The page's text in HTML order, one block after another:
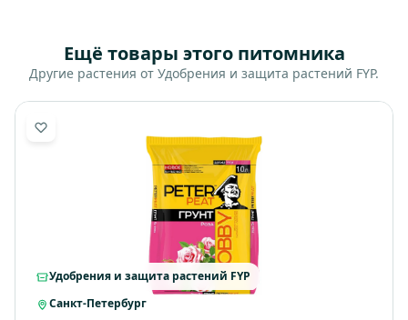
Ещё товары этого питомника
Другие растения от Удобрения и защита растений FYP.
Удобрения и защита растений FYP
Санкт-Петербург